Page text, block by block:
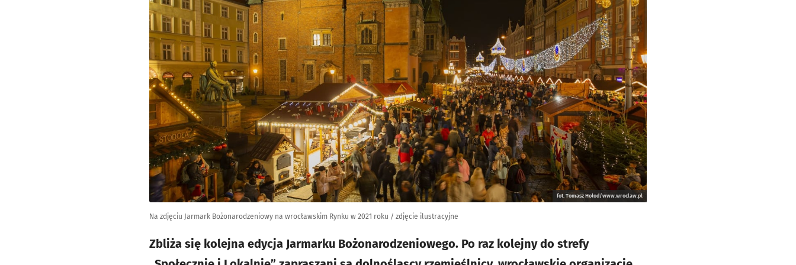
fot. Tomasz Hołod/www.wroclaw.pl
Na zdjęciu Jarmark Bożonarodzeniowy na wrocławskim Rynku w 2021 roku / zdjęcie ilustracyjne
Zbliża się kolejna edycja Jarmarku Bożonarodzeniowego. Po raz kolejny do strefy